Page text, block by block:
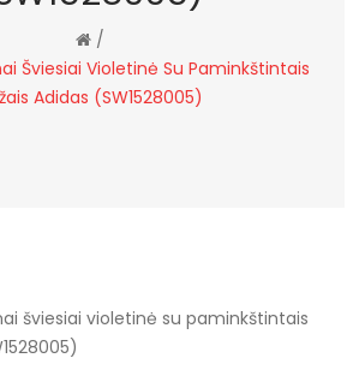
/
Šviesiai Violetinė Su Paminkštintais
Adidas (SW1528005)